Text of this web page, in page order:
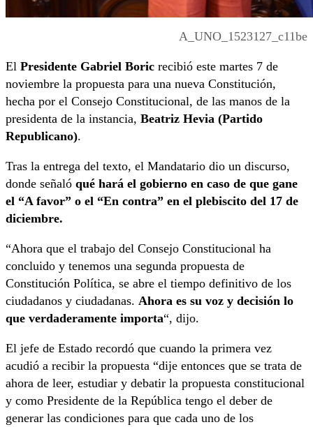
A_UNO_1523127_c11be
El Presidente Gabriel Boric recibió este martes 7 de
noviembre la propuesta para una nueva Constitución,
hecha por el Consejo Constitucional, de las manos de la
presidenta de la instancia, Beatriz Hevia (Partido
Republicano).
Tras la entrega del texto, el Mandatario dio un discurso,
donde señaló qué hará el gobierno en caso de que gane
el “A favor” o el “En contra” en el plebiscito del 17 de
diciembre.
“Ahora que el trabajo del Consejo Constitucional ha
concluido y tenemos una segunda propuesta de
Constitución Política, se abre el tiempo definitivo de los
ciudadanos y ciudadanas. Ahora es su voz y decisión lo
que verdaderamente importa“, dijo.
El jefe de Estado recordó que cuando la primera vez
acudió a recibir la propuesta “dije entonces que se trata de
ahora de leer, estudiar y debatir la propuesta constitucional
y como Presidente de la República tengo el deber de
generar las condiciones para que cada uno de los